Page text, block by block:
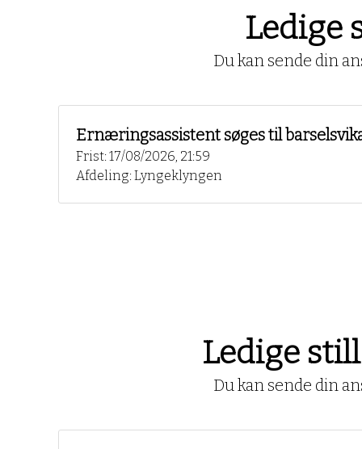
Ledige
Du kan sende din
Ernæringsassistent søges til
Frist: 17/08/2026, 21:59
Afdeling: Lyngeklyngen
Ledige
Du kan sende din